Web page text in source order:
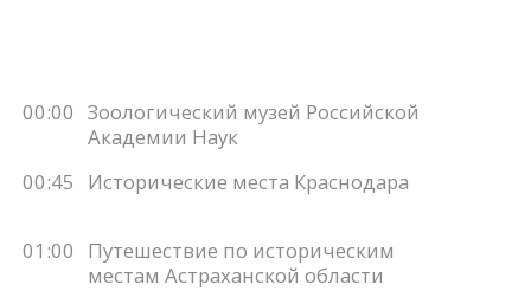
00:00 Зоологический музей Российской
Академии Наук
00:45
Исторические места Краснодара
01:00
Путешествие по историческим
местам Астраханской области